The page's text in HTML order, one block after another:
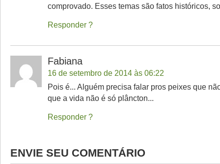
comprovado. Esses temas são fatos históricos,
Responder
Fabiana
16 de setembro de 2014 às 06:22
Pois é... Alguém precisa falar pros peixes que
que a vida não é só plâncton...
Responder
ENVIE SEU COMENTÁRIO